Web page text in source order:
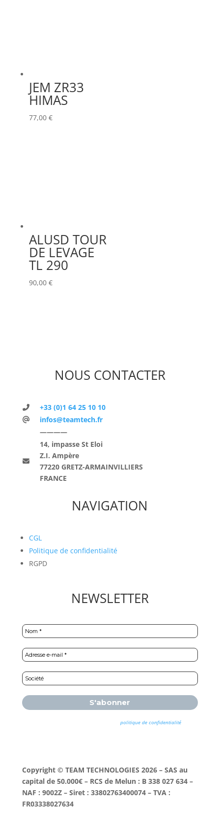
JEM ZR33
HIMAS
77,00 €
ALUSD TOUR
DE LEVAGE
TL 290
90,00 €
NOUS CONTACTER
+33 (0)1 64 25 10 10
infos@teamtech.fr
————
14, impasse St Eloi
Z.I. Ampère
77220 GRETZ-ARMAINVILLIERS
FRANCE
NAVIGATION
CGL
Politique de confidentialité
RGPD
NEWSLETTER
politique de confidentialitépour
plus d’informations.
Copyright © TEAM TECHNOLOGIES 2026 – SAS au
capital de 50.000€ – RCS de Melun : B 338 027 634 –
NAF : 9002Z – Siret : 33802763400074 – TVA :
FR03338027634